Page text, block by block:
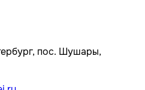
пос. Шушары,